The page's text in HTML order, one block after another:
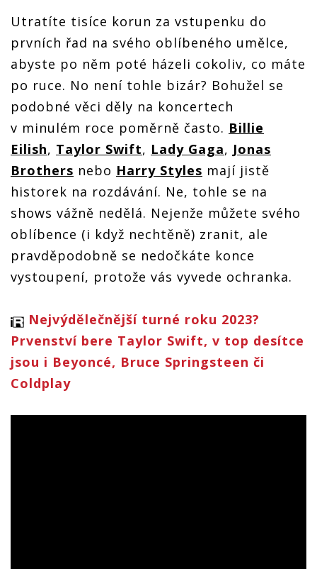
Utratíte tisíce korun za vstupenku do
prvních řad na svého oblíbeného umělce,
abyste po něm poté házeli cokoliv, co máte
po ruce. No není tohle bizár? Bohužel se
podobné věci děly na koncertech
v minulém roce poměrně často. Billie
Eilish, Taylor Swift, Lady Gaga, Jonas
Brothers nebo Harry Styles mají jistě
historek na rozdávání. Ne, tohle se na
shows vážně nedělá. Nejenže můžete svého
oblíbence (i když nechtěně) zranit, ale
pravděpodobně se nedočkáte konce
vystoupení, protože vás vyvede ochranka.
Nejvýdělečnější turné roku 2023?
Prvenství bere Taylor Swift, v top desítce
jsou i Beyoncé, Bruce Springsteen či
Coldplay